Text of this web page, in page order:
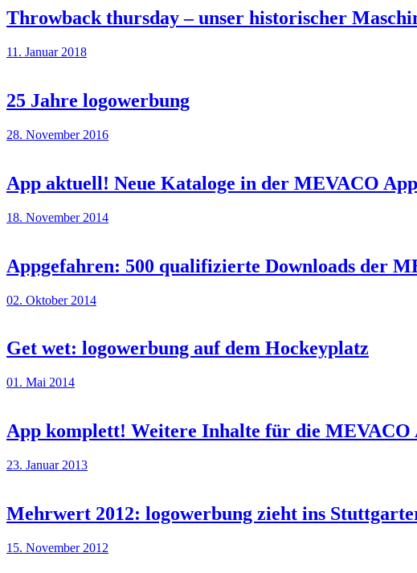
Throwback thursday – unser historischer
11. Januar 2018
25 Jahre logowerbung
28. November 2016
App aktuell! Neue Kataloge in der MEVACO
18. November 2014
Appgefahren: 500 qualifizierte Downloads der
02. Oktober 2014
Get wet: logowerbung auf dem Hockeyplatz
01. Mai 2014
App komplett! Weitere Inhalte für die MEVACO
23. Januar 2013
Mehrwert 2012: logowerbung zieht ins
15. November 2012